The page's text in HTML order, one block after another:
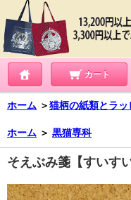
カート
ホーム ＞猫柄の紙類とラッ
ホーム ＞ 黒猫専科
そえぶみ箋【すいす